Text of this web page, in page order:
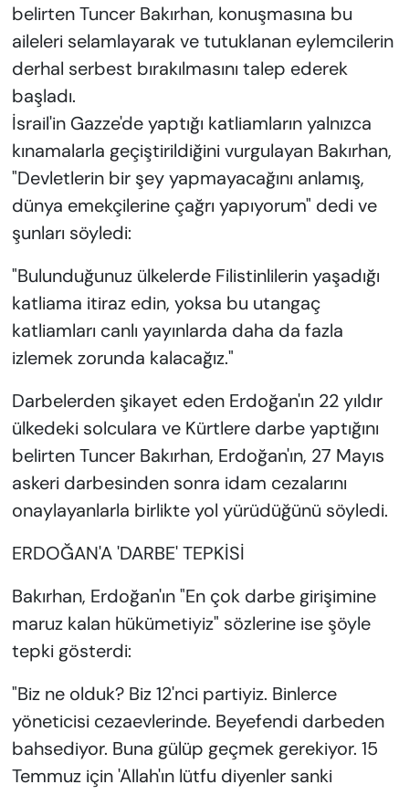
belirten Tuncer Bakırhan, konuşmasına bu
aileleri selamlayarak ve tutuklanan eylemcilerin
derhal serbest bırakılmasını talep ederek
başladı.
İsrail'in Gazze'de yaptığı katliamların yalnızca
kınamalarla geçiştirildiğini vurgulayan Bakırhan,
"Devletlerin bir şey yapmayacağını anlamış,
dünya emekçilerine çağrı yapıyorum" dedi ve
şunları söyledi:
"Bulunduğunuz ülkelerde Filistinlilerin yaşadığı
katliama itiraz edin, yoksa bu utangaç
katliamları canlı yayınlarda daha da fazla
izlemek zorunda kalacağız."
Darbelerden şikayet eden Erdoğan'ın 22 yıldır
ülkedeki solculara ve Kürtlere darbe yaptığını
belirten Tuncer Bakırhan, Erdoğan'ın, 27 Mayıs
askeri darbesinden sonra idam cezalarını
onaylayanlarla birlikte yol yürüdüğünü söyledi.
ERDOĞAN'A 'DARBE' TEPKİSİ
Bakırhan, Erdoğan'ın "En çok darbe girişimine
maruz kalan hükümetiyiz" sözlerine ise şöyle
tepki gösterdi:
"Biz ne olduk? Biz 12'nci partiyiz. Binlerce
yöneticisi cezaevlerinde. Beyefendi darbeden
bahsediyor. Buna gülüp geçmek gerekiyor. 15
Temmuz için 'Allah'ın lütfu diyenler sanki